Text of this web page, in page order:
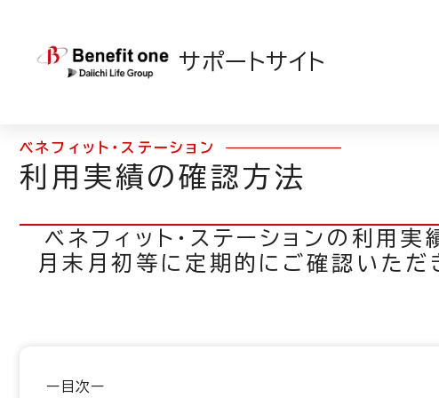
サポートサイト
ベネフィット・ステーション
利用実績の確認方法
ベネフィット・ステーションの利用実
月末月初等に定期的にご確認いただ
ー目次ー